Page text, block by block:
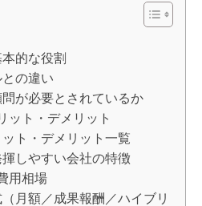
的な役割
の違い
が必要とされているか
ット・デメリット
ト・デメリット一覧
しやすい会社の特徴
用相場
月額／成果報酬／ハイブリ